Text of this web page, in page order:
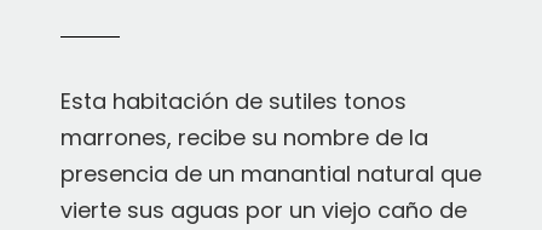
Esta habitación de sutiles tonos
marrones, recibe su nombre de la
presencia de un manantial natural que
vierte sus aguas por un viejo caño de